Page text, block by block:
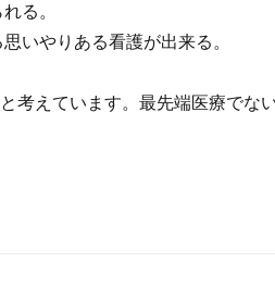
る。
いやりある看護が出来る。
と考えています。最先端医療でな